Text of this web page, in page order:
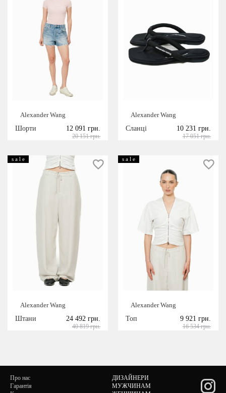
Alexander Wang
Шорти
12 091 грн.
20 151 грн.
Alexander Wang
Сланці
10 231 грн.
17 051 грн.
s a l e
Alexander Wang
Штани
24 492 грн.
40 819 грн.
s a l e
Alexander Wang
Топ
9 921 грн.
16 534 грн.
Про нас
Гарантія
ДИЗАЙНЕРИ
МУЖЧИНАМ